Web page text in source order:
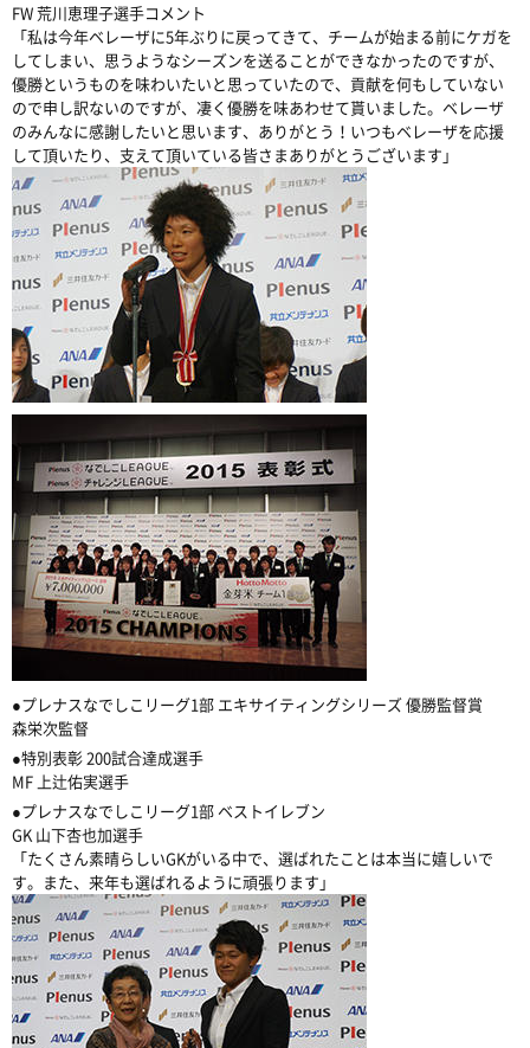
FW 荒川恵理子選手コメント
「私は今年ベレーザに5年ぶりに戻ってきて、チームが始まる前にケガを
してしまい、思うようなシーズンを送ることができなかったのですが、
優勝というものを味わいたいと思っていたので、貢献を何もしていない
ので申し訳ないのですが、凄く優勝を味あわせて貰いました。ベレーザ
のみんなに感謝したいと思います、ありがとう！いつもベレーザを応援
して頂いたり、支えて頂いている皆さまありがとうございます」
●プレナスなでしこリーグ1部 エキサイティングシリーズ 優勝監督賞
森栄次監督
●特別表彰 200試合達成選手
MF 上辻佑実選手
●プレナスなでしこリーグ1部 ベストイレブン
GK 山下杏也加選手
「たくさん素晴らしいGKがいる中で、選ばれたことは本当に嬉しいで
す。また、来年も選ばれるように頑張ります」